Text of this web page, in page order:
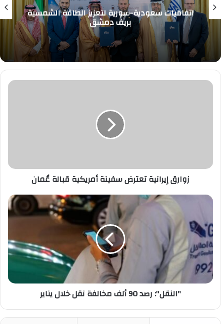
اتفاقيات سعودية-سورية لتعزيز الطاقة الشمسية
بريف دمشق
زوارق
زوارق إيرانية تعترض سفينة أمريكية قبالة عُمان
"النقل":
90
ألف
مخالفة
نقل
خلال
يناير
"النقل": رصد 90 ألف مخالفة نقل خلال يناير